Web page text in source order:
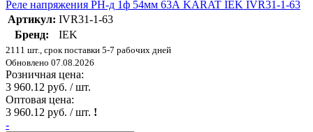
Реле напряжения РН-д 1ф 54мм 63А KARAT IEK IVR31-1-63
Артикул: IVR31-1-63
Бренд:
IEK
2111 шт., срок поставки 5-7 рабочих дней
Обновлено 07.08.2026
Розничная цена:
3 960.12 руб. / шт.
Оптовая цена:
3 960.12 руб. / шт. !
-